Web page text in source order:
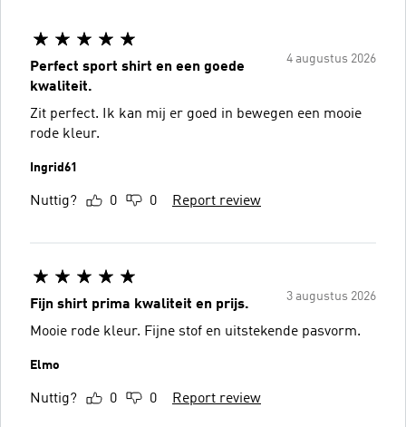
4 augustus 2026
Perfect sport shirt en een goede
kwaliteit.
Zit perfect. Ik kan mij er goed in bewegen een mooie
rode kleur.
Ingrid61
Nuttig? 0 0 Report review
3 augustus 2026
Fijn shirt prima kwaliteit en prijs.
Mooie rode kleur. Fijne stof en uitstekende pasvorm.
Elmo
Nuttig? 0 0 Report review